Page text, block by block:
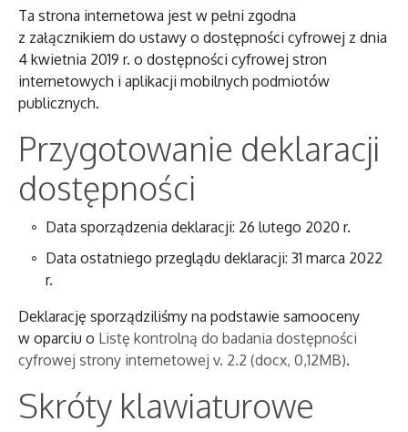
Ta strona internetowa jest w pełni zgodna
z załącznikiem do ustawy o dostępności cyfrowej z dnia
4 kwietnia 2019 r. o dostępności cyfrowej stron
internetowych i aplikacji mobilnych podmiotów
publicznych.
Przygotowanie deklaracji
dostępności
Data sporządzenia deklaracji: 26 lutego 2020 r.
Data ostatniego przeglądu deklaracji: 31 marca 2022
r.
Deklarację sporządziliśmy na podstawie samooceny
w oparciu o Listę kontrolną do badania dostępności
cyfrowej strony internetowej v. 2.2 (docx, 0,12MB).
Skróty klawiaturowe